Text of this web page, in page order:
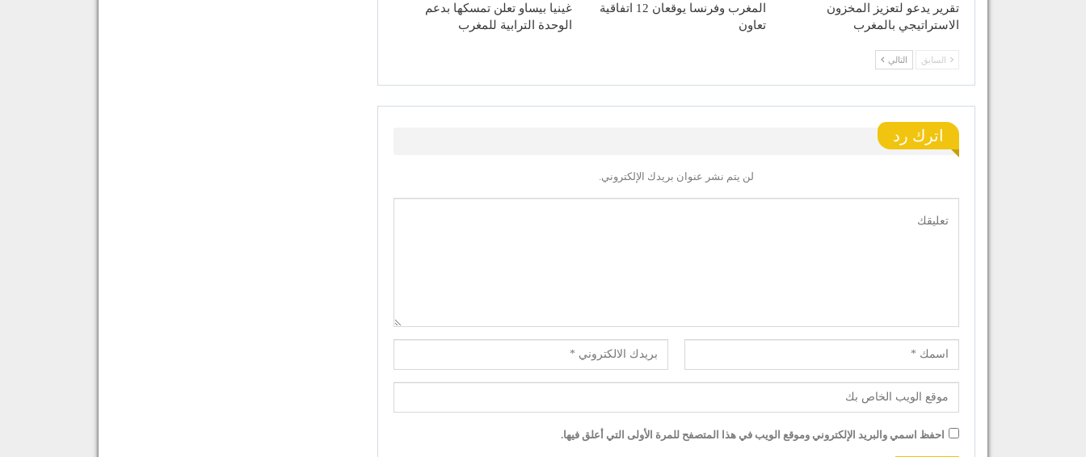
تقرير يدعو لتعزيز المخزون
الاستراتيجي بالمغرب
المغرب وفرنسا يوقعان 12 اتفاقية
تعاون
غينيا بيساو تعلن تمسكها بدعم
الوحدة الترابية للمغرب
السابق التالي
اترك رد
لن يتم نشر عنوان بريدك الإلكتروني.
احفظ اسمي والبريد الإلكتروني وموقع الويب في هذا المتصفح للمرة الأولى التي أعلق فيها.